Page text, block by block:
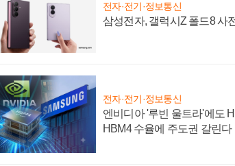
전자·전기·정보통신
삼성전자, 갤럭시Z 폴드8 사
전자·전기·정보통신
엔비디아 '루빈 울트라'에도
HBM4 수율에 주도권 갈린다